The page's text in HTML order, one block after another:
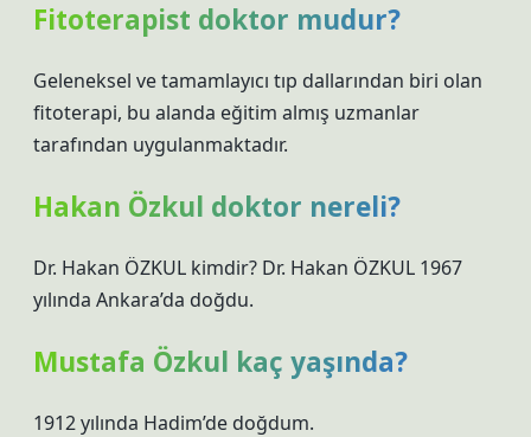
Fitoterapist doktor mudur?
Geleneksel ve tamamlayıcı tıp dallarından biri olan
fitoterapi, bu alanda eğitim almış uzmanlar
tarafından uygulanmaktadır.
Hakan Özkul doktor nereli?
Dr. Hakan ÖZKUL kimdir? Dr. Hakan ÖZKUL 1967
yılında Ankara’da doğdu.
Mustafa Özkul kaç yaşında?
1912 yılında Hadim’de doğdum.